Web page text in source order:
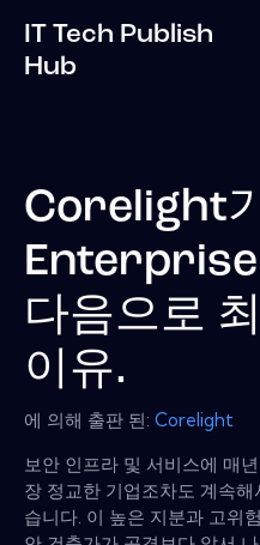
IT Tech Publish
Hub
Corelight
다음으로
이유.
에 의해 출판 된: Corelight
보안 인프라 및 서비스에 매
장 정교한 기업조차도 계속
습니다. 이 높은 지분과 고위